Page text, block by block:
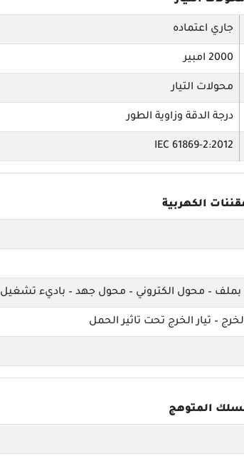
جاري اعتماده
2000 امبير
محولات التيار
درجة الدقة وزاوية الطور
IEC 61869-2:2012
الكهربية
بملف – محول الكتروني – محول جهد – باديء تشغيل
– تيار الخرج تحت تاثير الحمل
المتوهج